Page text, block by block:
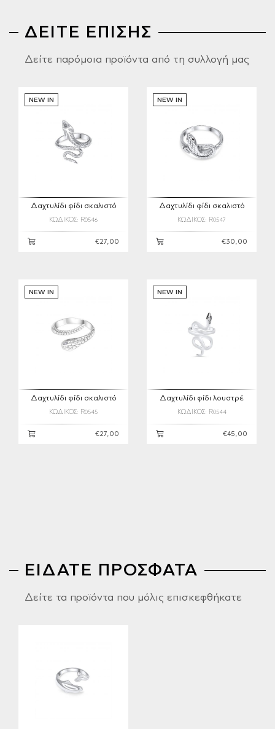
ΔΕΙΤΕ ΕΠΙΣΗΣ
Δείτε παρόμοια προϊόντα από τη συλλογή μας
NEW IN
Δαχτυλίδι φίδι σκαλιστό
ΚΩΔΙΚΟΣ: R0546
€27,00
NEW IN
Δαχτυλίδι φίδι σκαλιστό
ΚΩΔΙΚΟΣ: R0547
€30,00
NEW IN
Δαχτυλίδι φίδι σκαλιστό
ΚΩΔΙΚΟΣ: R0545
€27,00
NEW IN
Δαχτυλίδι φίδι λουστρέ
ΚΩΔΙΚΟΣ: R0544
€45,00
ΕΙΔΑΤΕ ΠΡΟΣΦΑΤΑ
Δείτε τα προϊόντα που μόλις επισκεφθήκατε